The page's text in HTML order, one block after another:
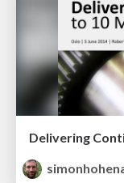
Delivering